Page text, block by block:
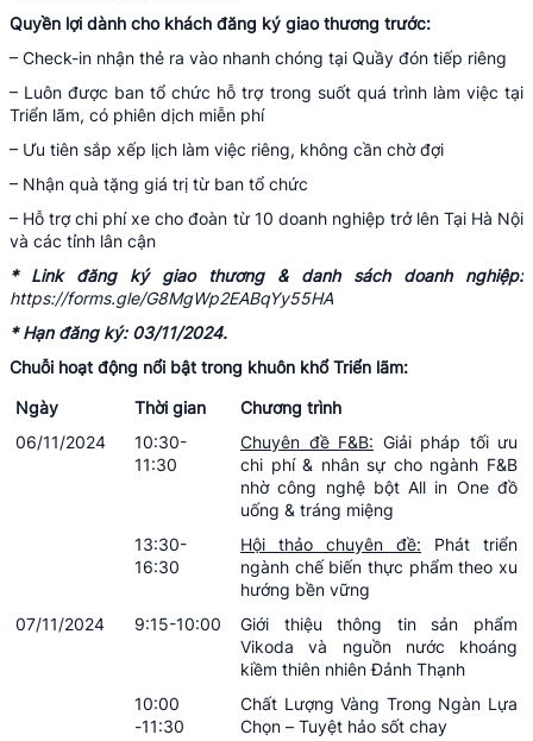
Quyền lợi dành cho khách đăng ký giao thương trước:
– Check-in nhận thẻ ra vào nhanh chóng tại Quầy đón tiếp riêng
– Luôn được ban tổ chức hỗ trợ trong suốt quá trình làm việc tại
Triển lãm, có phiên dịch miễn phí
– Ưu tiên sắp xếp lịch làm việc riêng, không cần chờ đợi
– Nhận quà tặng giá trị từ ban tổ chức
– Hỗ trợ chi phí xe cho đoàn từ 10 doanh nghiệp trở lên Tại Hà Nội
và các tỉnh lân cận
* Link đăng ký giao thương & danh sách doanh nghiệp:
https://forms.gle/G8MgWp2EABqYy55HA
* Hạn đăng ký: 03/11/2024.
Chuỗi hoạt động nổi bật trong khuôn khổ Triển lãm:
Ngày
Thời gian
Chương trình
06/11/2024
10:30-
11:30
Chuyên đề F&B: Giải pháp tối ưu
chi phí & nhân sự cho ngành F&B
nhờ công nghệ bột All in One đồ
uống & tráng miệng
13:30-
16:30
Hội thảo chuyên đề: Phát triển
ngành chế biến thực phẩm theo xu
hướng bền vững
07/11/2024
9:15-10:00
Giới thiệu thông tin sản phẩm
Vikoda và nguồn nước khoáng
kiềm thiên nhiên Đảnh Thạnh
10:00
-11:30
Chất Lượng Vàng Trong Ngàn Lựa
Chọn – Tuyệt hảo sốt chay